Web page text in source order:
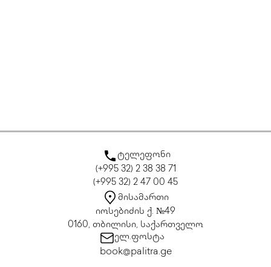
ტელეფონი
(+995 32) 2 38 38 71
(+995 32) 2 47 00 45
მისამართი
იოსებიძის ქ. №49
0160, თბილისი, საქართველო
ელ.ფოსტა
book@palitra.ge